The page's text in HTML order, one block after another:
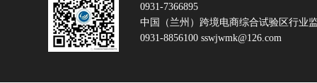
0931-7366895
中国（兰州）跨境电商综合试验区行业
0931-8856100 sswjwmk@126.com